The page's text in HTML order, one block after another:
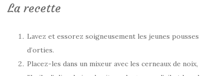
La recette
Lavez et essorez soigneusement les jeunes pousses
d’orties.
Placez-les dans un mixeur avec les cerneaux de noix,